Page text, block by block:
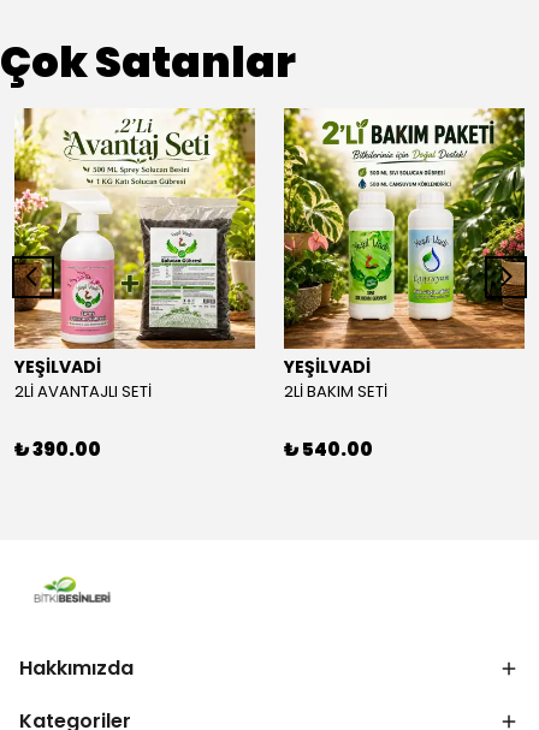
Çok Satanlar
YEŞİLVADİ
2Lİ AVANTAJLI SETİ
₺ 390.00
YEŞİLVADİ
2Lİ BAKIM SETİ
₺ 540.00
Hakkımızda
Kategoriler